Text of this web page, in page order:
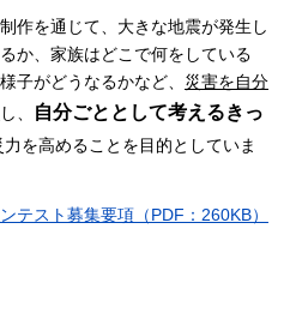
作を通じて、大きな地震が発生し
か、家族はどこで何をしている
子がどうなるかなど、 災害を自分
し、
自分ごととして考えるきっ
を高めることを目的としていま
テスト募集要項（PDF：260KB）